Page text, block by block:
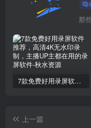
那
7款免费好用录屏软件推荐，高清4K无水印录制，主播UP主都在用的录屏软件
上一篇